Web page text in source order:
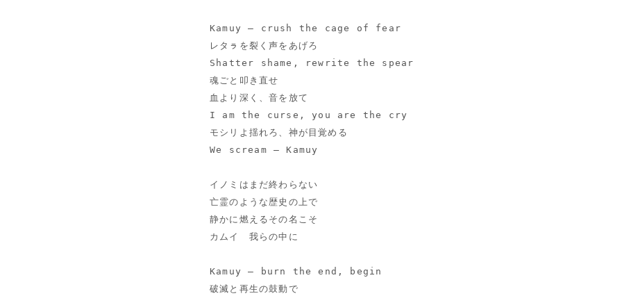
Kamuy — crush the cage of fear
レタㇻを裂く声をあげろ
Shatter shame, rewrite the spear
魂ごと叩き直せ
血より深く、音を放て
I am the curse, you are the cry
モシリよ揺れろ、神が目覚める
We scream — Kamuy
イノミはまだ終わらない
亡霊のような歴史の上で
静かに燃えるその名こそ
カムイ　我らの中に
Kamuy — burn the end, begin
破滅と再生の鼓動で